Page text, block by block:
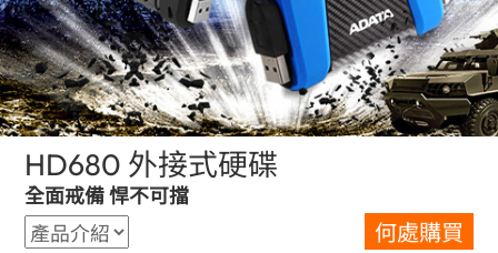
HD680 外接式硬碟
全面戒備 悍不可擋
何處購買